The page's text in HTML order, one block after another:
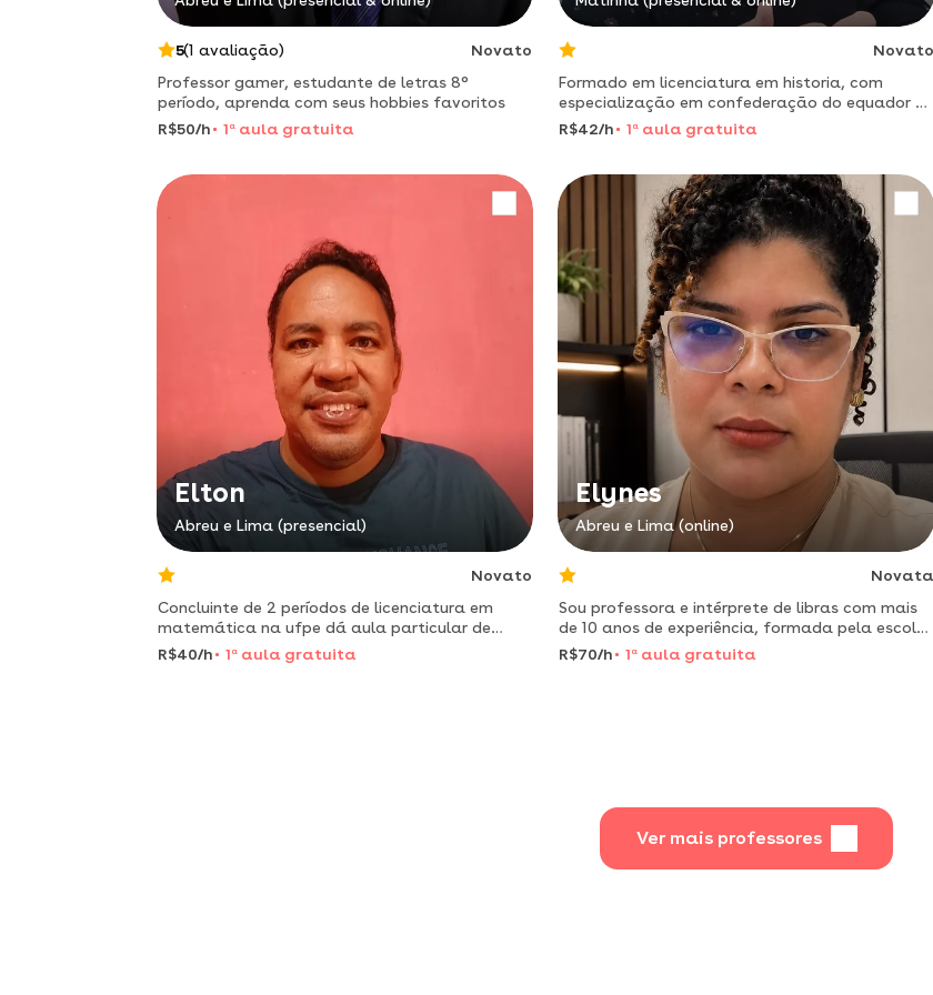
5(1 avaliação)
Novato
Professor gamer, estudante de letras 8°
período, aprenda com seus hobbies favoritos
R$50/h
1 a aula gratuita
Novato
Formado em licenciatura em historia, com
especialização em confederação do equador e
brasil império
R$42/h 1 a aula gratuita
Elton
Abreu e Lima (presencial)
Novato
Concluinte de 2 períodos de licenciatura em
matemática na ufpe dá aula particular de
matemática do ensino médio. sou muito
R$40/h 1 a aula gratuita
Elynes
Abreu e Lima (online)
Novata
Sou professora e intérprete de libras com mais
de 10 anos de experiência, formada pela escola
técnica estadual de pernambuco e pedagoga.
sou pós-graduada em educaçã especial.
R$70/h 1 a aula gratuita
Ver mais professores